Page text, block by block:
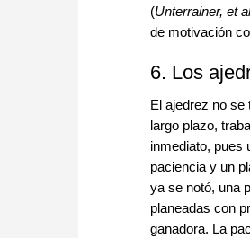
(Unterrainer, et
de motivación
6. Los
El ajedrez no
largo plazo,
inmediato, pues
paciencia y un
ya se notó, una
planeadas con
ganadora. La